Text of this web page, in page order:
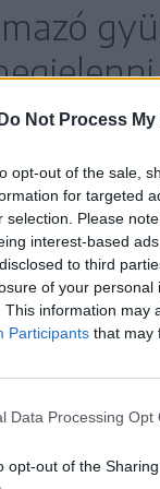
Do Not Process
opt-out of the sale,
for targeted
selection. Please
interest-based
to third
of your personal
This information may
Participants that may
Data Processing Opt
opt-out of the
átlagos
szerint
a
szerint